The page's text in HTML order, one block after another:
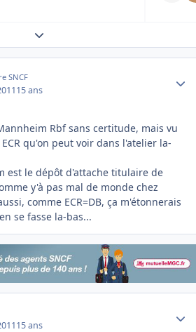
Expand topic overview
SNCF
15 ans
Rbf sans certitude, mais vu
qu'on peut voir dans l'atelier la-
est le dépôt d'attache titulaire de
y'à pas mal de monde chez
comme ECR=DB, ça m'étonnerais
se fasse la-bas...
15 ans